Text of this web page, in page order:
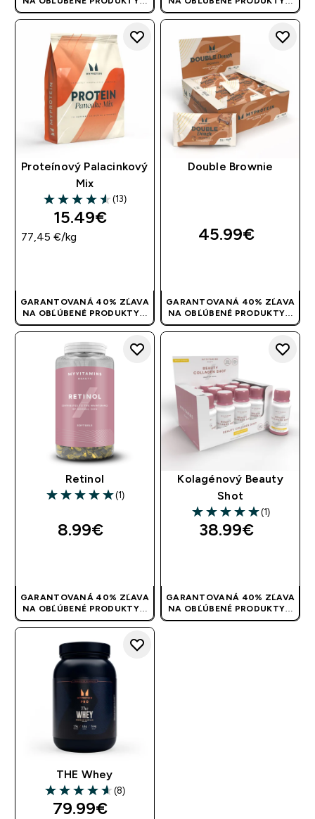
POUŽITE KÓD: RYCHLO
POUŽITE KÓD: RYCHLO
Proteínový Palacinkový
Mix
4.54 out of 5 stars
(13)
15.49€‎
77,45 €‎/kg
GARANTOVANÁ 40% ZĽAVA
NA OBĽÚBENÉ PRODUKTY! |
POUŽITE KÓD: RYCHLO
Double Brownie
45.99€‎
GARANTOVANÁ 40% ZĽAVA
NA OBĽÚBENÉ PRODUKTY! |
POUŽITE KÓD: RYCHLO
Retinol
5 out of 5 stars
(1)
8.99€‎
GARANTOVANÁ 40% ZĽAVA
NA OBĽÚBENÉ PRODUKTY! |
POUŽITE KÓD: RYCHLO
Kolagénový Beauty
Shot
5 out of 5 stars
(1)
38.99€‎
GARANTOVANÁ 40% ZĽAVA
NA OBĽÚBENÉ PRODUKTY! |
POUŽITE KÓD: RYCHLO
THE Whey
4.63 out of 5 stars
(8)
79.99€‎